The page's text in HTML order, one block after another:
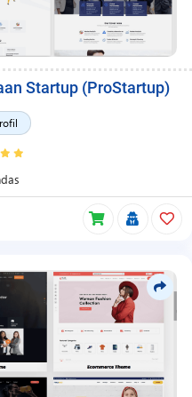
Startup (ProStartup)